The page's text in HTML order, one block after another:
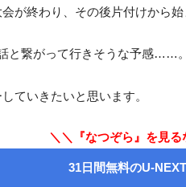
が終わり、その後片付けから始
と繋がって行きそうな予感……。
ていきたいと思います。
＼＼『なつぞら』を見
31日間無料のU-